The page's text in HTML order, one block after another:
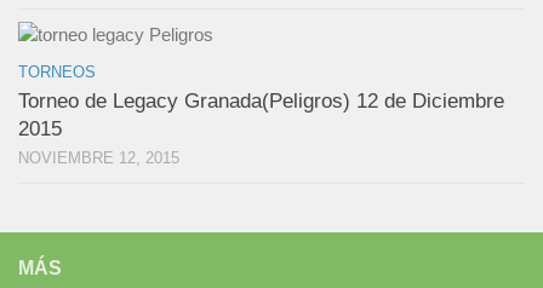
TORNEOS
Torneo de Legacy Granada(Peligros) 12 de Diciembre
2015
NOVIEMBRE 12, 2015
MÁS